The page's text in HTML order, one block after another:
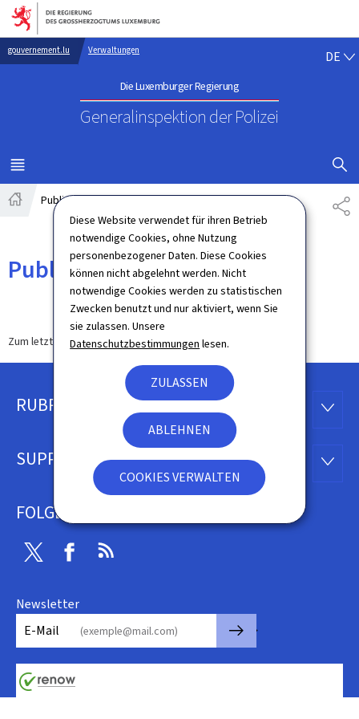
Diese Website verwendet für ihren Betrieb
notwendige Cookies, ohne Nutzung
personenbezogener Daten. Diese Cookies
können nicht abgelehnt werden. Nicht
notwendige Cookies werden zu statistischen
Zwecken benutzt und nur aktiviert, wenn Sie
sie zulassen. Unsere
Datenschutzbestimmungen lesen.
ZULASSEN
ABLEHNEN
COOKIES VERWALTEN
Zur Hauptnavigation
Zum Inhalt
gouvernement.lu Verwaltungen
Die Luxemburger Regierung
Generalinspektion der Polizei
DE
MENÜ
HAUPT-
Startseite
Publications
Publications
Zum letzten Mal aktualisiert am20.04.2026
Footer
RUBRIKEN
SUPPORT
FOLGEN SIE UNS
Twitter Facebook
Newsletter
E-Mail
🡒